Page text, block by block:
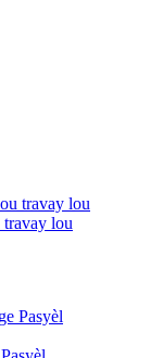
lou